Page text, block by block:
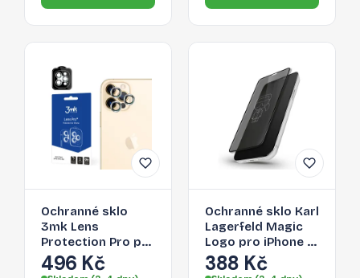
Ochranné sklo
3mk Lens
Protection Pro pro
iPhone 12 Pro Max
- černé
496 Kč
Ochranné sklo Karl
Lagerfeld Magic
Logo pro iPhone 12
Pro Max -
transparentní
388 Kč